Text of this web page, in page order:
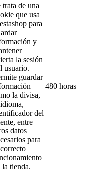
trata de una
que usa
para
y
la sesión
usuario.
guardar
la divisa,
del
entre
datos
para
la tienda.
480 horas